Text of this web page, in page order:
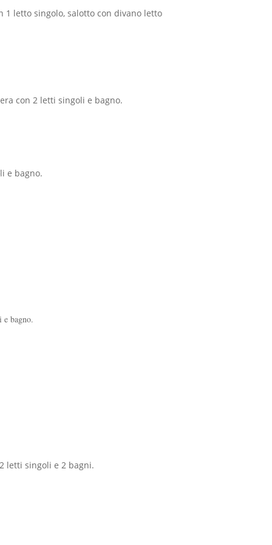
1 letto singolo, salotto con divano letto
con 2 letti singoli e bagno.
e bagno.
bagno.
letti singoli e 2 bagni.